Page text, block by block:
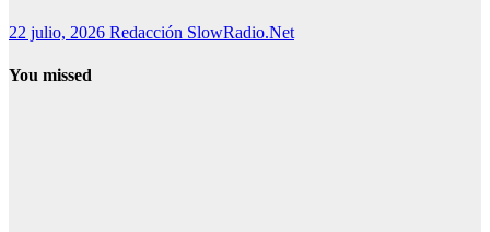
22 julio, 2026 Redacción SlowRadio.Net
You missed